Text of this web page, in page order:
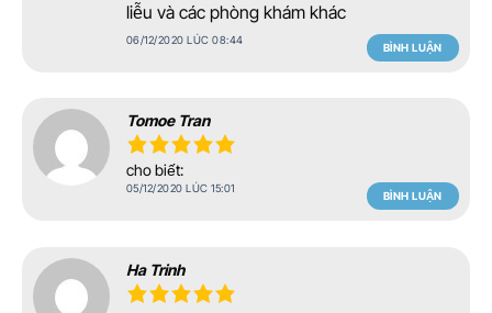
liễu và các phòng khám khác
06/12/2020 LÚC 08:44
BÌNH LUẬN
Tomoe Tran
cho biết:
05/12/2020 LÚC 15:01
BÌNH LUẬN
Ha Trinh